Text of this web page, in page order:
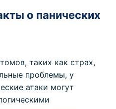
о панических
таких как страх,
проблемы, у
атаки могут